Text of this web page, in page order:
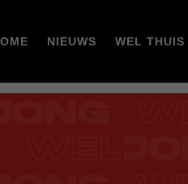
NIEUWS WEL THUIS